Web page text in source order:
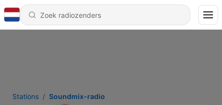
Stations Soundmix-radio